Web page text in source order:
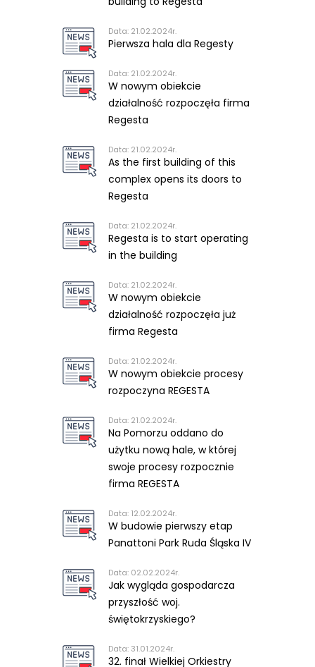
Data: 21.02.2024r.
Pierwsza hala dla Regesty
Data: 21.02.2024r.
W nowym obiekcie
działalność rozpoczęła firma
Regesta
Data: 21.02.2024r.
As the first building of this
complex opens its doors to
Regesta
Data: 21.02.2024r.
Regesta is to start operating
in the building
Data: 21.02.2024r.
W nowym obiekcie
działalność rozpoczęła już
firma Regesta
Data: 21.02.2024r.
W nowym obiekcie procesy
rozpoczyna REGESTA
Data: 21.02.2024r.
Na Pomorzu oddano do
użytku nową hale, w której
swoje procesy rozpocznie
firma REGESTA
Data: 12.02.2024r.
W budowie pierwszy etap
Panattoni Park Ruda Śląska IV
Data: 02.02.2024r.
Jak wygląda gospodarcza
przyszłość woj.
świętokrzyskiego?
Data: 31.01.2024r.
32. finał Wielkiej Orkiestry